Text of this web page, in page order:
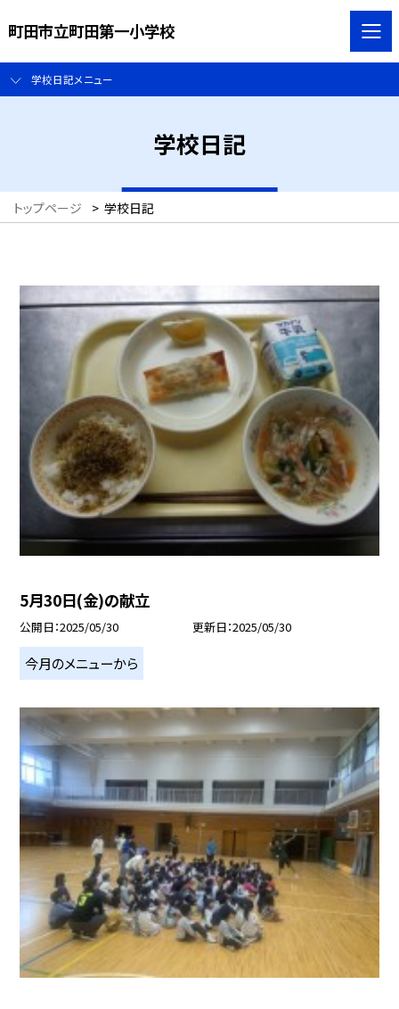
町田市立町田第一小学校
学校日記メニュー
学校日記
トップページ > 学校日記
5月30日(金)の献立
公開日 2025/05/30 更新日 2025/05/30
今月のメニューから